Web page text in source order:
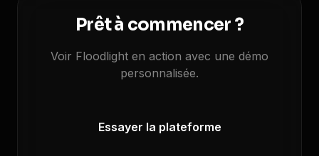
Prêt à commencer ?
Voir Floodlight en action avec une démo
personnalisée.
Essayer la plateforme